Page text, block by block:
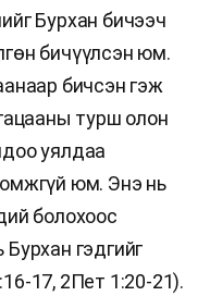
Бурхан бичээч
бичүүлсэн юм.
бичсэн гэж
турш олон
уялдаа
юм. Энэ нь
болохоос
гэдгийг
17, 2Пет 1:20-21).